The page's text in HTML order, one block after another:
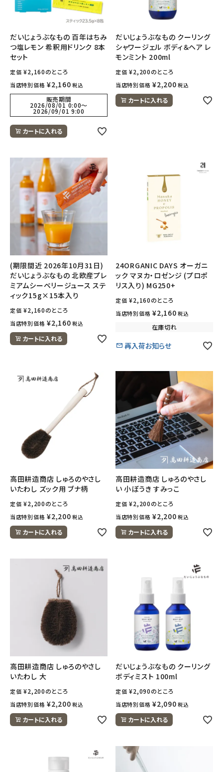
だいじょうぶなもの 百年はちみ
つ塩レモン 希釈用ドリンク 8本
セット
定価 ¥2,160のところ
当店特別価格 ¥2,160 税込
販売期間
2026/08/01 0:00〜
2026/09/01 9:00
カートに入れる
だいじょうぶなもの クーリング
シャワージェル ボディ＆ヘア レ
モンミント 200ml
定価 ¥2,200のところ
当店特別価格 ¥2,200 税込
カートに入れる
(期限間近 2026年10月31日)
だいじょうぶなもの 北欧産プレ
ミアムシーベリージュース ステ
ィック15g×15本入り
定価 ¥2,160のところ
当店特別価格 ¥2,160 税込
カートに入れる
24ORGANIC DAYS オーガニ
ック マヌカ・ロゼンジ (プロポ
リス入り) MG250+
定価 ¥2,160のところ
当店特別価格 ¥2,160 税込
在庫切れ
再入荷お知らせ
高田耕造商店 しゅろのやさし
いたわし ズック用 ブナ柄
定価 ¥2,200のところ
当店特別価格 ¥2,200 税込
カートに入れる
高田耕造商店 しゅろのやさし
い 小ぼうき すみっこ
定価 ¥2,200のところ
当店特別価格 ¥2,200 税込
カートに入れる
高田耕造商店 しゅろのやさし
いたわし 大
定価 ¥2,200のところ
当店特別価格 ¥2,200 税込
カートに入れる
だいじょうぶなもの クーリング
ボディミスト 100ml
定価 ¥2,090のところ
当店特別価格 ¥2,090 税込
カートに入れる